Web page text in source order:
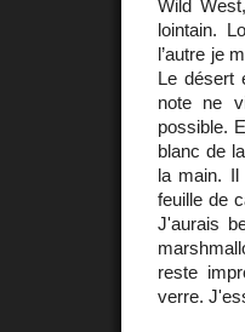
Wild
lointain.
l’autre je
Le désert
note ne
possible.
blanc de
la main.
feuille de
J'aurais
reste
verre.